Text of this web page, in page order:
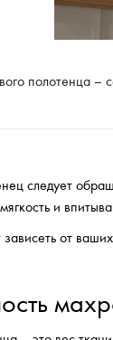
полотенца –
следует
и
от